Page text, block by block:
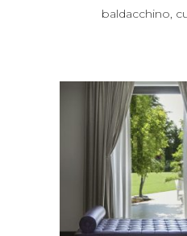
baldacchino,